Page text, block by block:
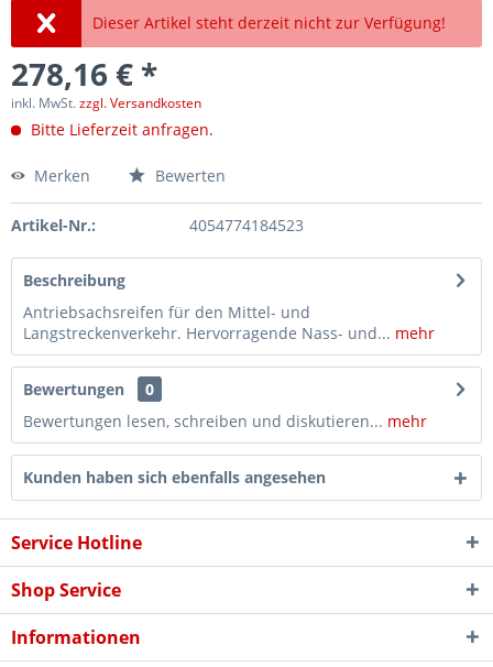
Dieser Artikel steht derzeit nicht zur Verfügung!
278,16 € *
inkl. MwSt.zzgl. Versandkosten
Bitte Lieferzeit anfragen.
Merken Bewerten
Artikel-Nr.: 4054774184523
Beschreibung
Antriebsachsreifen für den Mittel- und
Langstreckenverkehr. Hervorragende Nass- und... mehr
Bewertungen
0
Bewertungen lesen, schreiben und diskutieren... mehr
Kunden haben sich ebenfalls angesehen
Service Hotline
Shop Service
Informationen